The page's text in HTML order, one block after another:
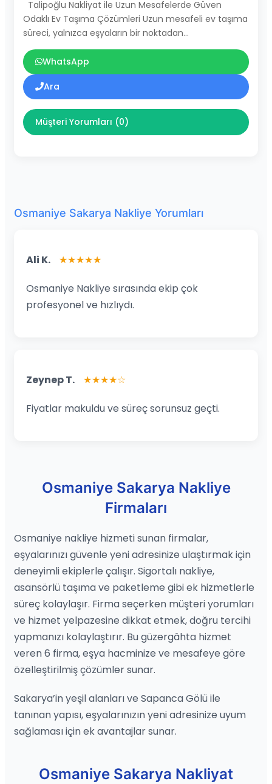
Talipoğlu Nakliyat ile Uzun Mesafelerde Güven
Odaklı Ev Taşıma Çözümleri Uzun mesafeli ev taşıma
süreci, yalnızca eşyaların bir noktadan…
WhatsApp
Ara
Müşteri Yorumları (0)
Osmaniye Sakarya Nakliye Yorumları
Ali K. ★★★★★
Osmaniye Nakliye sırasında ekip çok
profesyonel ve hızlıydı.
Zeynep T. ★★★★☆
Fiyatlar makuldu ve süreç sorunsuz geçti.
Osmaniye Sakarya Nakliye
Firmaları
Osmaniye nakliye hizmeti sunan firmalar,
eşyalarınızı güvenle yeni adresinize ulaştırmak için
deneyimli ekiplerle çalışır. Sigortalı nakliye,
asansörlü taşıma ve paketleme gibi ek hizmetlerle
süreç kolaylaşır. Firma seçerken müşteri yorumları
ve hizmet yelpazesine dikkat etmek, doğru tercihi
yapmanızı kolaylaştırır. Bu güzergâhta hizmet
veren 6 firma, eşya hacminize ve mesafeye göre
özelleştirilmiş çözümler sunar.
Sakarya’in yeşil alanları ve Sapanca Gölü ile
tanınan yapısı, eşyalarınızın yeni adresinize uyum
sağlaması için ek avantajlar sunar.
Osmaniye Sakarya Nakliyat